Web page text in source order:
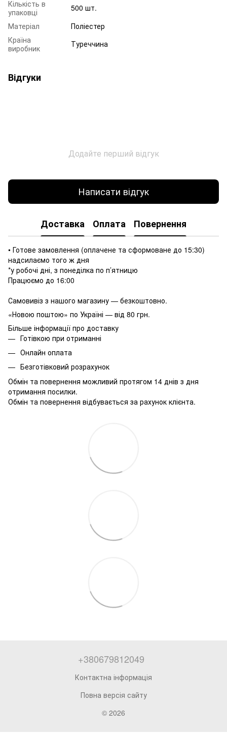
Кількість в
упаковці
500 шт.
Матеріал
Поліестер
Країна
виробник
Туреччина
Відгуки
Додайте перший відгук
Написати відгук
Доставка Оплата Повернення
• Готове замовлення (оплачене та сформоване до 15:30)
надсилаємо того ж дня
*у робочі дні, з понеділка по п’ятницю
Працюємо до 16:00
Самовивіз з нашого магазину — безкоштовно.
«Новою поштою» по Україні — від 80 грн.
Більше інформації про доставку
Готівкою при отриманні
Онлайн оплата
Безготівковий розрахунок
Обмін та повернення можливий протягом 14 днів з дня
отримання посилки.
Обмін та повернення відбувається за рахунок клієнта.
+380679812049
Контактна інформація
Повна версія сайту
© 2026